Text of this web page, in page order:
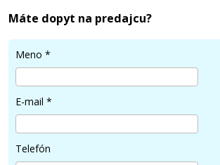
HP 131A, HP CF210XD
Súprava kompatibilných
Máte dopyt na predajcu?
Meno *
E-mail *
Telefón